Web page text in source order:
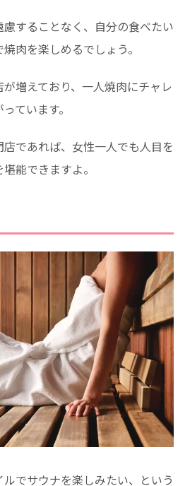
することなく、自分の食べたい
肉を楽しめるでしょう。
増えており、一人焼肉にチャレ
ています。
であれば、女性一人でも人目を
能できますよ。
でサウナを楽しみたい、という